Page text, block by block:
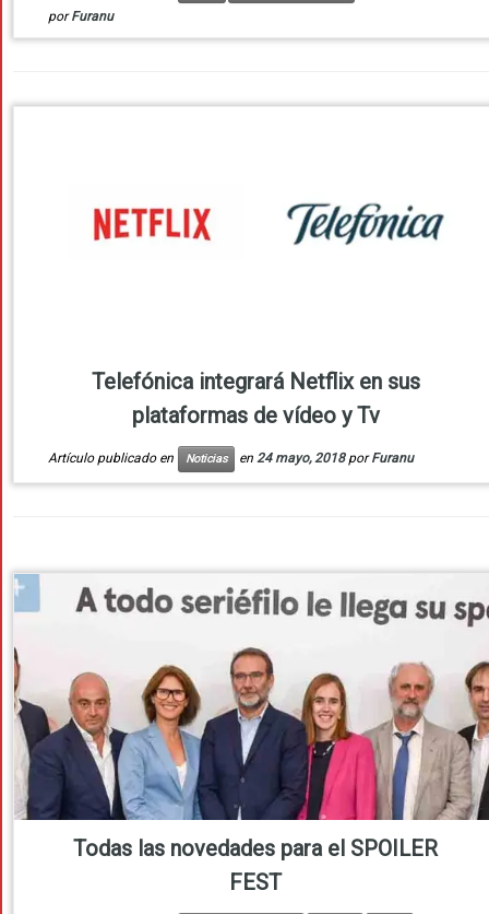
porFuranu
Telefónica integrará Netflix en sus
plataformas de vídeo y Tv
Artículo publicado en Noticias en 24 mayo, 2018 porFuranu
Todas las novedades para el SPOILER
FEST